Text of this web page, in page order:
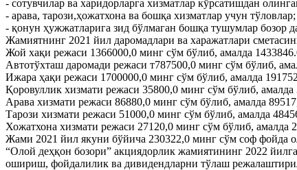
- сотувчилар ва харидорларга хизматлар кўрсатишдан
- арава, тарози,ҳожатхона ва бошқа хизматлар учун тўловлар;
- қонун ҳужжатларига зид бўлмаган бошқа тушумлар бозор
Жамиятнинг 2021 йил даромадлари ва харажатлари
Жой хақи режаси 1366000,0 минг сўм бўлиб, амалда
Автотўхташ даромади режаси т787500,0 минг сўм бўлиб,
Ижара ҳақи режаси 1700000,0 минг сўм бўлиб, амалда
Қоровуллик хизмати режаси 35800,0 минг сўм бўлиб,
Арава хизмати режаси 86880,0 минг сўм бўлиб, амалда
Тарози хизмати режаси 51000,0 минг сўм бўлиб, амалда
Хожатхона хизмати режаси 27120,0 минг сўм бўлиб, амалда
Жами 2021 йил якуни бўйича 230322,0 минг сўм соф фойда
“Олой деҳқон бозори” акциядорлик жамиятининг 2022
ошириш, фойдалилик ва дивидендларни тўлаш